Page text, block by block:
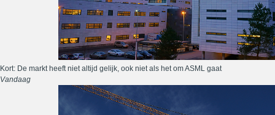
Kort: De markt heeft niet altijd gelijk, ook niet als het om ASML gaat
Vandaag